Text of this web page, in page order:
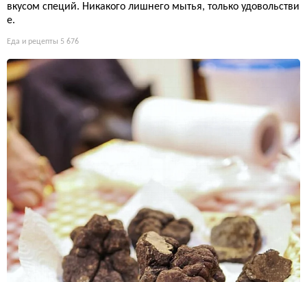
вкусом специй. Никакого лишнего мытья, только удовольстви
е.
Еда и рецепты 5 676